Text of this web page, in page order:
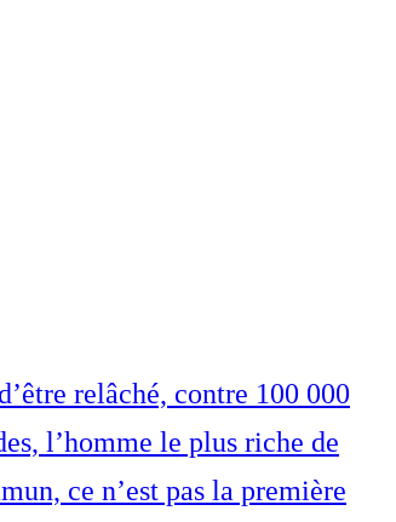
relâché, contre 100 000
l’homme le plus riche de
ce n’est pas la première